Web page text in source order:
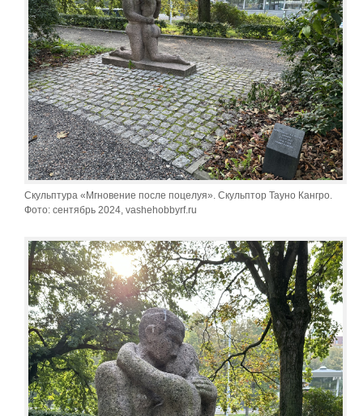
Скульптура «Мгновение после поцелуя». Скульптор Тауно Кангро.
Фото: сентябрь 2024, vashehobbyrf.ru